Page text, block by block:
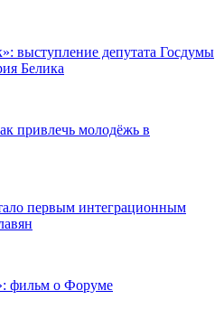
выступление депутата Госдумы
Белика
привлечь молодёжь в
первым интеграционным
фильм о Форуме